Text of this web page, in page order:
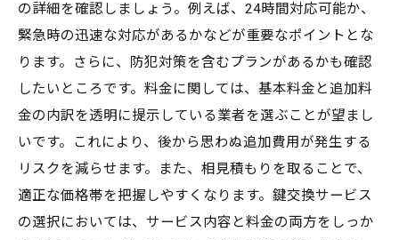
安心生活を実現するための鍵選び
信頼できる業者の見分け方
長期的なパートナーシップの築き方
安全な生活を支えるサービスの探し方
サービス利用者の声を活かす
セキュリティの最新動向を取り入れる
の詳細を確認しましょう。例えば、24時間対応可能か、
緊急時の迅速な対応があるかなどが重要なポイントとな
ります。さらに、防犯対策を含むプランがあるかも確認
したいところです。料金に関しては、基本料金と追加料
金の内訳を透明に提示している業者を選ぶことが望まし
いです。これにより、後から思わぬ追加費用が発生する
リスクを減らせます。また、相見積もりを取ることで、
適正な価格帯を把握しやすくなります。鍵交換サービス
の選択においては、サービス内容と料金の両方をしっか